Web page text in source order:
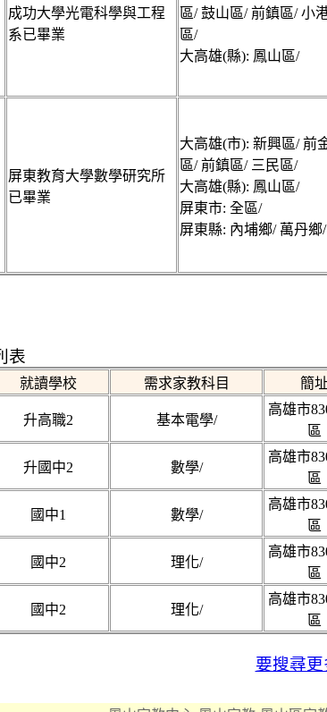
成功大學光電科學與工程
系已畢業
區/ 鼓山區/ 前鎮區/ 小
區/
大高雄(縣): 鳳山區/
屏東教育大學數學研究所
已畢業
大高雄(市): 新興區/ 前
區/ 前鎮區/ 三民區/
大高雄(縣): 鳳山區/
屏東市: 全區/
屏東縣: 內埔鄉/ 萬丹鄉/
表
就讀學校 需求家教科目 簡
升高職2 基本電學/
高雄市
區
升國中2 數學/
高雄市
區
國中1 數學/
高雄市
區
國中2 理化/
高雄市
區
國中2 理化/
高雄市
區
要搜尋